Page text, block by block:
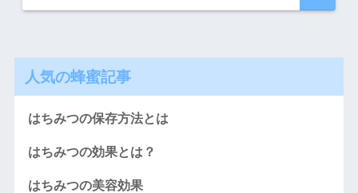
人気の蜂蜜記事
はちみつの保存方法とは
はちみつの効果とは？
はちみつの美容効果